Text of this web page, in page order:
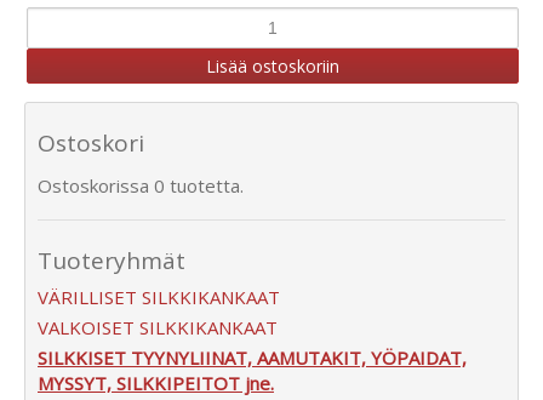
Ostoskori
Ostoskorissa 0 tuotetta.
Tuoteryhmät
VÄRILLISET SILKKIKANKAAT
VALKOISET SILKKIKANKAAT
SILKKISET TYYNYLIINAT, AAMUTAKIT, YÖPAIDAT,
MYSSYT, SILKKIPEITOT jne.